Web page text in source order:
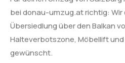
bei donau-umzug.at richtig: Wir
Übersiedlung über den Balkan
Halteverbotszone, Möbellift und
gewünscht.